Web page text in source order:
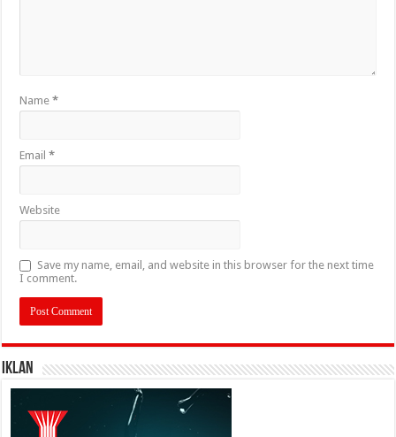
Name*
Email*
Website
Save my name, email, and website in this browser for the next time
I comment.
IKLAN